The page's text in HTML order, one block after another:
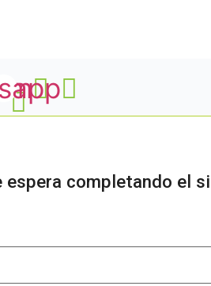
completando el